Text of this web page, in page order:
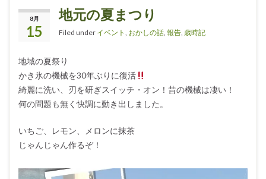
8月
15
地元の夏まつり
Filed under イベント , おかしの話, 報告, 歳時記
地域の夏祭り
かき氷の機械を30年ぶりに復活
綺麗に洗い、刃を研ぎスイッチ・オン！昔の機械は凄い！
何の問題も無く快調に動き出しました。
いちご、レモン、メロンに抹茶
じゃんじゃん作るぞ！